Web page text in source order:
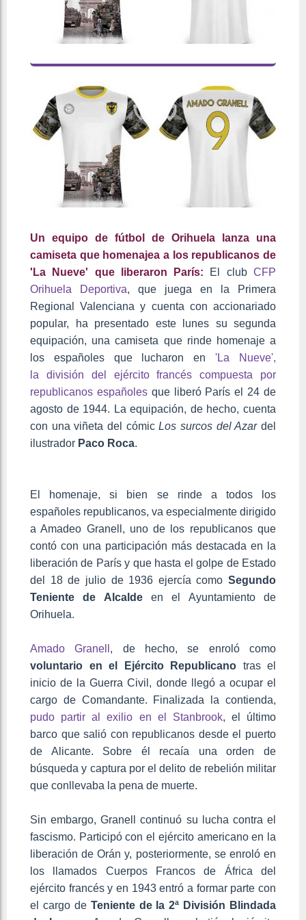
Un equipo de fútbol de Orihuela lanza una
camiseta que homenajea a los republicanos de
'La Nueve' que liberaron París: El clubCFP
Orihuela Deportiva, que juega en la Primera
Regional Valenciana y cuenta con accionariado
popular, ha presentado este lunes su segunda
equipación, una camiseta que rinde homenaje a
los españoles que lucharon en'La Nueve',
la división del ejército francés compuesta por
republicanos españolesque liberó París el 24 de
agosto de 1944. La equipación, de hecho, cuenta
con una viñeta del cómicLos surcos del Azardel
ilustrador Paco Roca.
El homenaje, si bien se rinde a todos los
españoles republicanos, va especialmente dirigido
a Amadeo Granell, uno de los republicanos que
contó con una participación más destacada en la
liberación de París y que hasta el golpe de Estado
del 18 de julio de 1936 ejercía como Segundo
Teniente de Alcaldeen el Ayuntamiento de
Orihuela.
Amado Granell , de hecho, se enroló como
voluntario en el Ejército Republicano tras el
inicio de la Guerra Civil, donde llegó a ocupar el
cargo de Comandante. Finalizada la contienda,
pudo partir al exilio en el Stanbrook, el último
barco que salió con republicanos desde el puerto
de Alicante. Sobre él recaía una orden de
búsqueda y captura por el delito de rebelión militar
que conllevaba la pena de muerte.
Sin embargo, Granell continuó su lucha contra el
fascismo. Participó con el ejército americano en la
liberación de Orán y, posteriormente, se enroló en
los llamados Cuerpos Francos de África del
ejército francés y en 1943 entró a formar parte con
el cargo de Teniente de la 2ª División Blindada